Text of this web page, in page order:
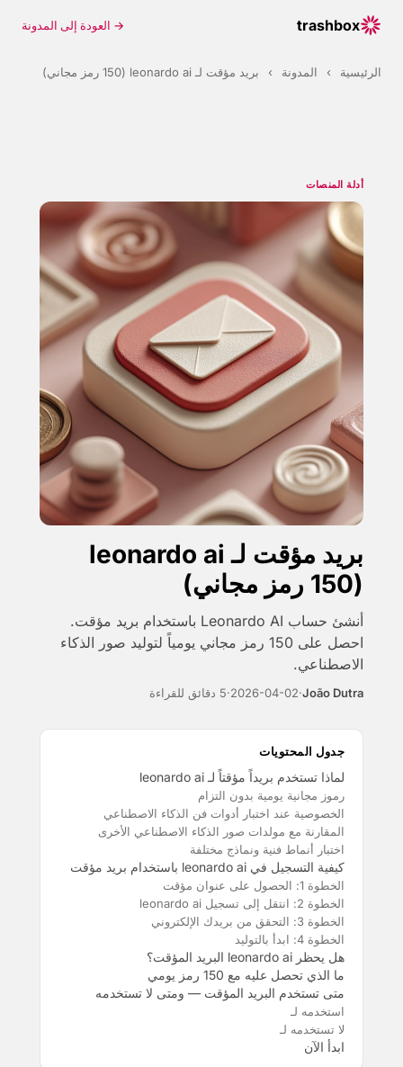
trashbox → العودة إلى المدونة
الرئيسية › المدونة › بريد مؤقت لـ leonardo ai (150 رمز مجاني)
أدلة المنصات
بريد مؤقت لـ leonardo ai
(150 رمز مجاني)
أنشئ حساب Leonardo AI باستخدام بريد مؤقت.
احصل على 150 رمز مجاني يومياً لتوليد صور الذكاء
الاصطناعي.
João Dutra
·
2026-04-02
·5 دقائق للقراءة
جدول المحتويات
لماذا تستخدم بريداً مؤقتاً لـ leonardo ai
رموز مجانية يومية بدون التزام
الخصوصية عند اختبار أدوات فن الذكاء الاصطناعي
المقارنة مع مولدات صور الذكاء الاصطناعي الأخرى
اختبار أنماط فنية ونماذج مختلفة
كيفية التسجيل في leonardo ai باستخدام بريد مؤقت
الخطوة 1: الحصول على عنوان مؤقت
الخطوة 2: انتقل إلى تسجيل leonardo ai
الخطوة 3: التحقق من بريدك الإلكتروني
الخطوة 4: ابدأ بالتوليد
هل يحظر leonardo ai البريد المؤقت؟
ما الذي تحصل عليه مع 150 رمز يومي
متى تستخدم البريد المؤقت — ومتى لا تستخدمه
استخدمه لـ
لا تستخدمه لـ
ابدأ الآن